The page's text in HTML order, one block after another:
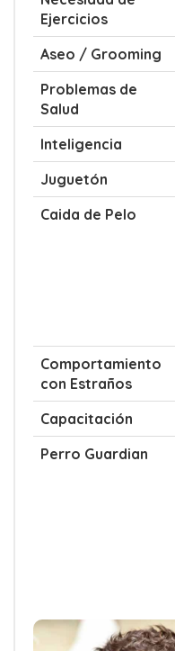
Ejercicios
Aseo / Grooming
Problemas de
Salud
Inteligencia
Juguetón
Caida de Pelo
Comportamiento
con Estraños
Capacitación
Perro Guardian